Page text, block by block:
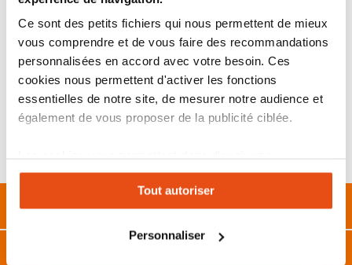
Ce sont des petits fichiers qui nous permettent de mieux
vous comprendre et de vous faire des recommandations
personnalisées en accord avec votre besoin. Ces
cookies nous permettent d'activer les fonctions
essentielles de notre site, de mesurer notre audience et
également de vous proposer de la publicité ciblée.
expérience personnalisée sur notre site. Vous pouvez
changer votre choix à n'importe quel moment. Refuser
tous les cookies peut limiter certaines fonctionnalités.
Tout autoriser
Personnaliser
(détails en longue description)
Poids de porte : 45 à 85 kg
Largeur de porte : 850 à 1250 mm
pour les portes coupe-feu/étanches aux fumées)
Vitesse de fermeture réglable en deux phases (180°-15° /
15°-0°)
Bras d’arrêt et glissière disponibles en option pour une
Description